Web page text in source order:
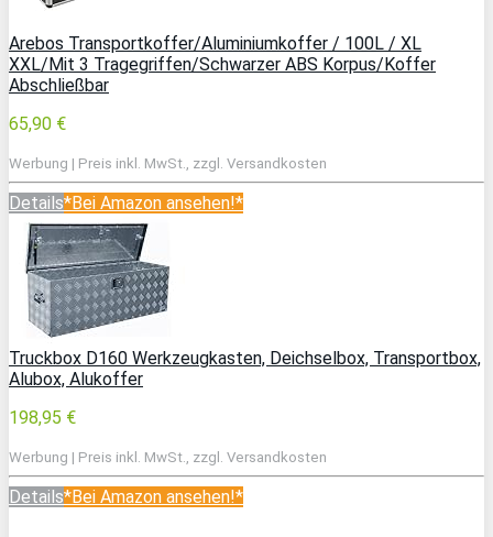
Arebos Transportkoffer/Aluminiumkoffer / 100L / XL
XXL/Mit 3 Tragegriffen/Schwarzer ABS Korpus/Koffer
Abschließbar
65,90 €
Werbung | Preis inkl. MwSt., zzgl. Versandkosten
Details*Bei Amazon ansehen!*
Truckbox D160 Werkzeugkasten, Deichselbox, Transportbox,
Alubox, Alukoffer
198,95 €
Werbung | Preis inkl. MwSt., zzgl. Versandkosten
Details*Bei Amazon ansehen!*